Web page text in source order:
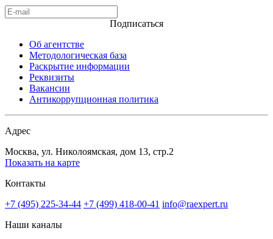
Подписаться
Об агентстве
Методологическая база
Раскрытие информации
Реквизиты
Вакансии
Антикоррупционная политика
Адрес
Москва, ул. Николоямская, дом 13, стр.2
Показать на карте
Контакты
+7 (495) 225-34-44 +7 (499) 418-00-41 info@raexpert.ru
Наши каналы